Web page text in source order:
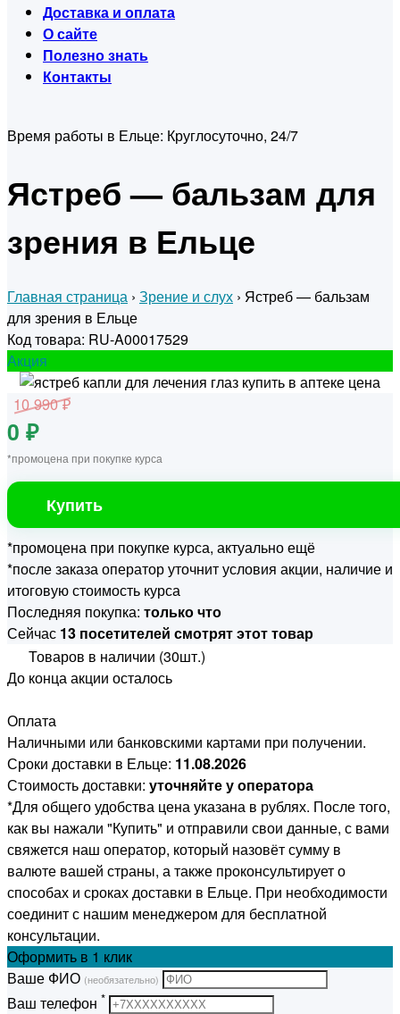
Доставка и оплата
О сайте
Полезно знать
Контакты
Время работы в Ельце: Круглосуточно, 24/7
Ястреб — бальзам для
зрения в Ельце
Главная страница › Зрение и слух › Ястреб — бальзам
для зрения в Ельце
Код товара: RU-A00017529
Акция
10 990 ₽
0 ₽
*промоцена при покупке курса
Купить
*промоцена при покупке курса, актуально ещё
*после заказа оператор уточнит условия акции, наличие и
итоговую стоимость курса
Последняя покупка: только что
Сейчас 13 посетителей смотрят этот товар
Товаров в наличии (30шт.)
До конца акции осталось
Оплата
Наличными или банковскими картами при получении.
Сроки доставки в Ельце: 11.08.2026
Стоимость доставки: уточняйте у оператора
*Для общего удобства цена указана в рублях. После того,
как вы нажали "Купить" и отправили свои данные, с вами
свяжется наш оператор, который назовёт сумму в
валюте вашей страны, а также проконсультирует о
способах и сроках доставки в Ельце. При необходимости
соединит с нашим менеджером для бесплатной
консультации.
Оформить в 1 клик
Ваше ФИО (необязательно)
Ваш телефон *